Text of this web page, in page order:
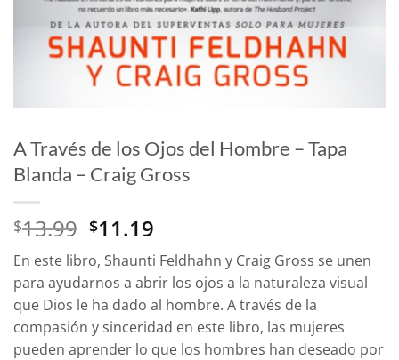
A Través de los Ojos del Hombre – Tapa
Blanda – Craig Gross
$13.99 El
precio
original
era:
$13.99.
$11.19
precio
actual
es:
$11.19.
En este libro, Shaunti Feldhahn y Craig Gross se unen
para ayudarnos a abrir los ojos a la naturaleza visual
que Dios le ha dado al hombre. A través de la
compasión y sinceridad en este libro, las mujeres
pueden aprender lo que los hombres han deseado por